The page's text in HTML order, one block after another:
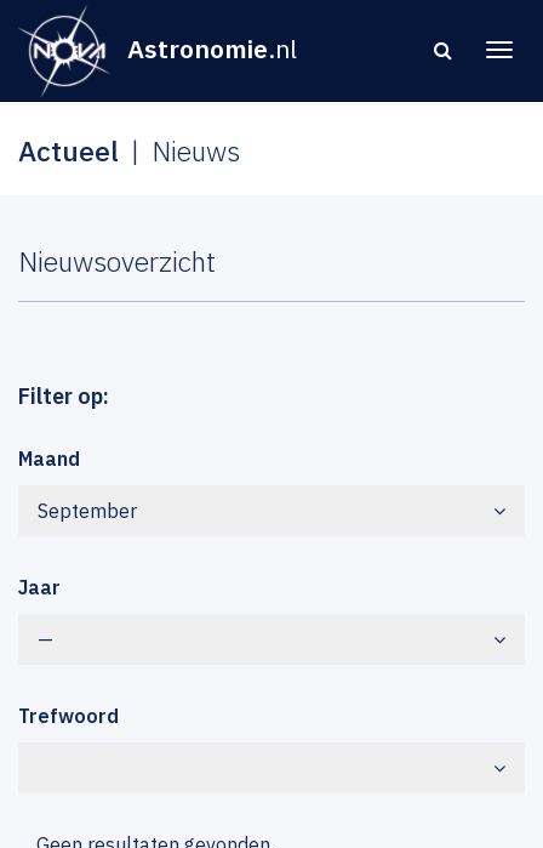
Astronomie.nl
Actueel Nieuws
Nieuwsoverzicht
Filter op:
Maand
September
Jaar
—
Trefwoord